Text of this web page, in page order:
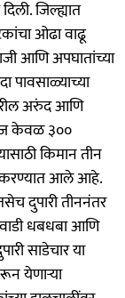
जिल्ह्यात
ओढा वाढू
आणि अपघातांच्या
पावसाळ्याच्या
अरुंद आणि
केवळ ३००
किमान तीन
आले आहे.
दुपारी तीननंतर
धबधबा आणि
साडेचार या
येणाऱ्या